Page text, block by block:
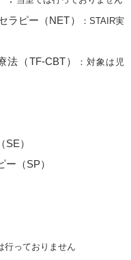
ラピー（NET）
：STAIR実
（TF-CBT）
：対象は児
）
（SP）
行っておりません